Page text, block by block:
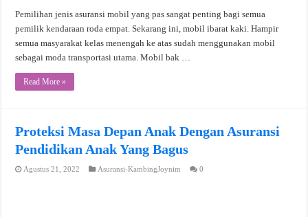
Pemilihan jenis asuransi mobil yang pas sangat penting bagi semua
pemilik kendaraan roda empat. Sekarang ini, mobil ibarat kaki. Hampir
semua masyarakat kelas menengah ke atas sudah menggunakan mobil
sebagai moda transportasi utama. Mobil bak …
Read More »
Proteksi Masa Depan Anak Dengan Asuransi
Pendidikan Anak Yang Bagus
Agustus 21, 2022 Asuransi-KambingJoynim 0